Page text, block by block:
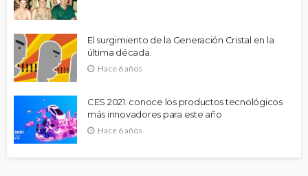
El surgimiento de la Generación Cristal en la
última década.
Hace 6 años
CES 2021: conoce los productos tecnológicos
más innovadores para este año
Hace 6 años